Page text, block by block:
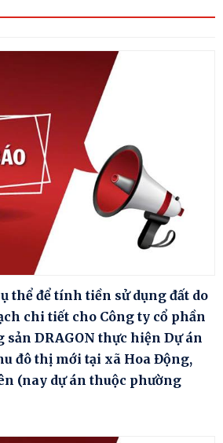
thể để tính tiền sử dụng đất do
chi tiết cho Công ty cổ phần
sản DRAGON thực hiện Dự án
đô thị mới tại xã Hoa Động,
(nay dự án thuộc phường